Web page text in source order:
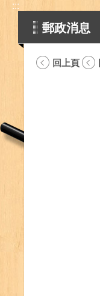
:::
郵政消息
回上頁